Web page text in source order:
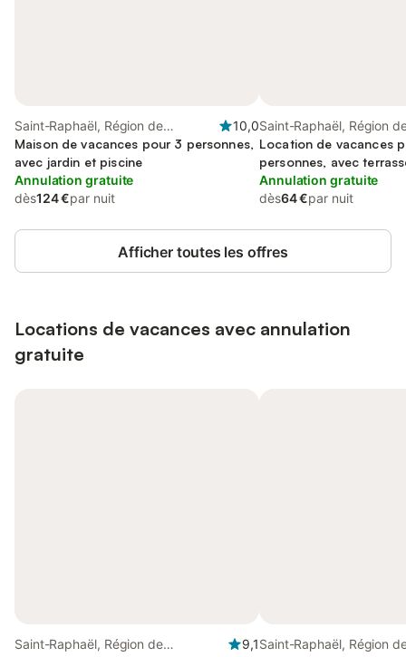
Saint-Raphaël, Région de
Draguignan
10,0
Maison de vacances pour 3 personnes,
avec jardin et piscine
Annulation gratuite
dès124 €par nuit
Saint-Raphaël, Région
Draguignan
Location de vacances
personnes, avec
Annulation gratuite
dès64 €par nuit
Afficher toutes les offres
Locations de vacances avec annulation
gratuite
Saint-Raphaël, Région de
9,1Saint-Raphaël, Région